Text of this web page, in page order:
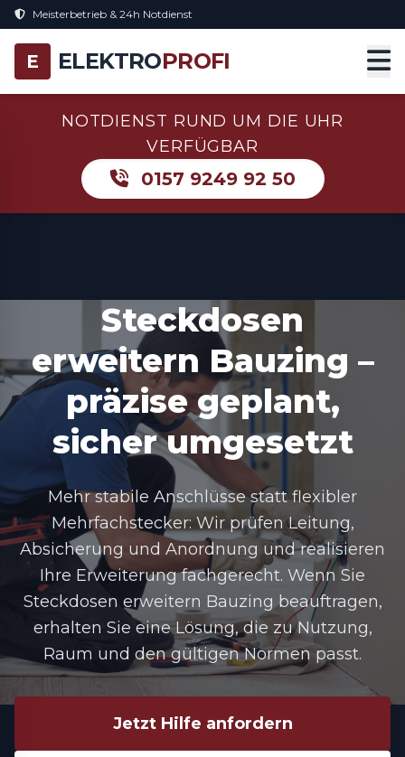
Meisterbetrieb & 24h Notdienst
E ELEKTROPROFI
NOTDIENST RUND UM DIE UHR
VERFÜGBAR
0157 9249 92 50
Steckdosen
erweitern Bauzing –
präzise geplant,
sicher umgesetzt
Mehr stabile Anschlüsse statt flexibler
Mehrfachstecker: Wir prüfen Leitung,
Absicherung und Anordnung und realisieren
Ihre Erweiterung fachgerecht. Wenn Sie
Steckdosen erweitern Bauzing beauftragen,
erhalten Sie eine Lösung, die zu Nutzung,
Raum und den gültigen Normen passt.
Jetzt Hilfe anfordern